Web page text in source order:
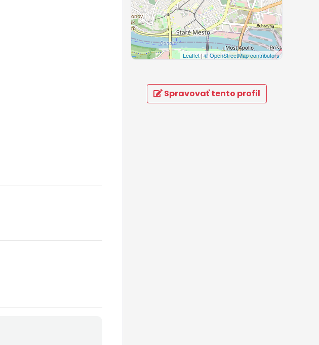
Leaflet |© OpenStreetMap contributors
Spravovať tento profil